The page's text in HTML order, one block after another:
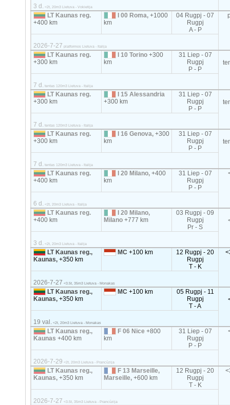
3 d. <2t, 20m3 Lietuva - Vokietija
LT Kaunas reg.
+400 km
I 00 Roma,+1000
km
04 Rugpj - 07
Rugpj
A - P
2026-7-27 platformos Lietuva - Italija
LT Kaunas reg.
+300 km
I 10 Torino+300
km
31 Liep - 07
Rugpj
P - P
7 d. tentas 120m3 Lietuva - Italija
LT Kaunas reg.
+300 km
I 15 Alessandria
+300 km
31 Liep - 07
Rugpj
P - P
7 d. tentas 120m3 Lietuva - Italija
LT Kaunas reg.
+300 km
I 16 Genova,+300
km
31 Liep - 07
Rugpj
P - P
7 d. tentas 120m3 Lietuva - Italija
LT Kaunas reg.
+400 km
I 20 Milano,+400
km
31 Liep - 07
Rugpj
P - P
6 d. <2t, 20m3 Lietuva - Italija
LT Kaunas reg.
+400 km
I 20 Milano,
Milano+777 km
03 Rugpj - 09
Rugpj
Pr - S
3 d. <2t, 20m3 Lietuva - Italija
LT Kaunas reg.,
Kaunas,+350 km
MC+100 km
12 Rugpj - 20
Rugpj
T - K
2026-7-27 <3.5t, 35m3 Lietuva - Monakas
LT Kaunas reg.,
Kaunas,+350 km
MC+100 km
05 Rugpj - 11
Rugpj
T - A
19 val. <2t, 20m3 Lietuva - Monakas
LT Kaunas reg.,
Kaunas+400 km
F 06 Nice+800
km
31 Liep - 07
Rugpj
P - P
2026-7-29 <2t, 20m3 Lietuva - Prancūzija
LT Kaunas reg.,
Kaunas,+350 km
F 13 Marseille,
Marseille,+600 km
12 Rugpj - 20
Rugpj
T - K
2026-7-27 <3.5t, 35m3 Lietuva - Prancūzija